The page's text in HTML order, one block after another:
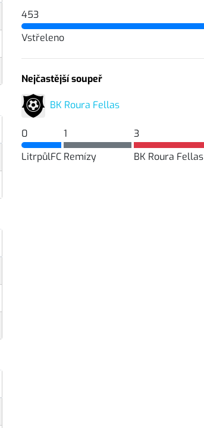
453
Vstřeleno
Nejčastější soupeř
BK Roura Fellas
0
LitrpůlFC
1
Remízy
3
BK Roura Fellas